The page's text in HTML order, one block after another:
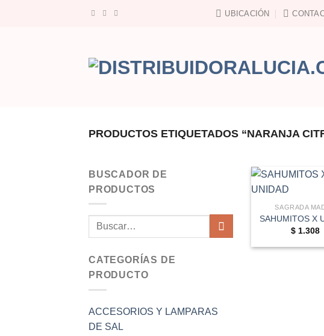
UBICACIÓN
PRODUCTOS ETIQUETADOS “NARANJA
BUSCADOR DE
PRODUCTOS
Buscar
CATEGORÍAS DE
PRODUCTO
ACCESORIOS Y LAMPARAS
DE SAL
SAGRADA
SAHUMITOS X
$ 1.308